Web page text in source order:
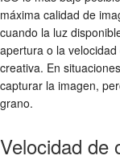
máxima calidad de
cuando la luz
apertura o la
creativa. En
capturar la imagen,
grano.
Velocidad de